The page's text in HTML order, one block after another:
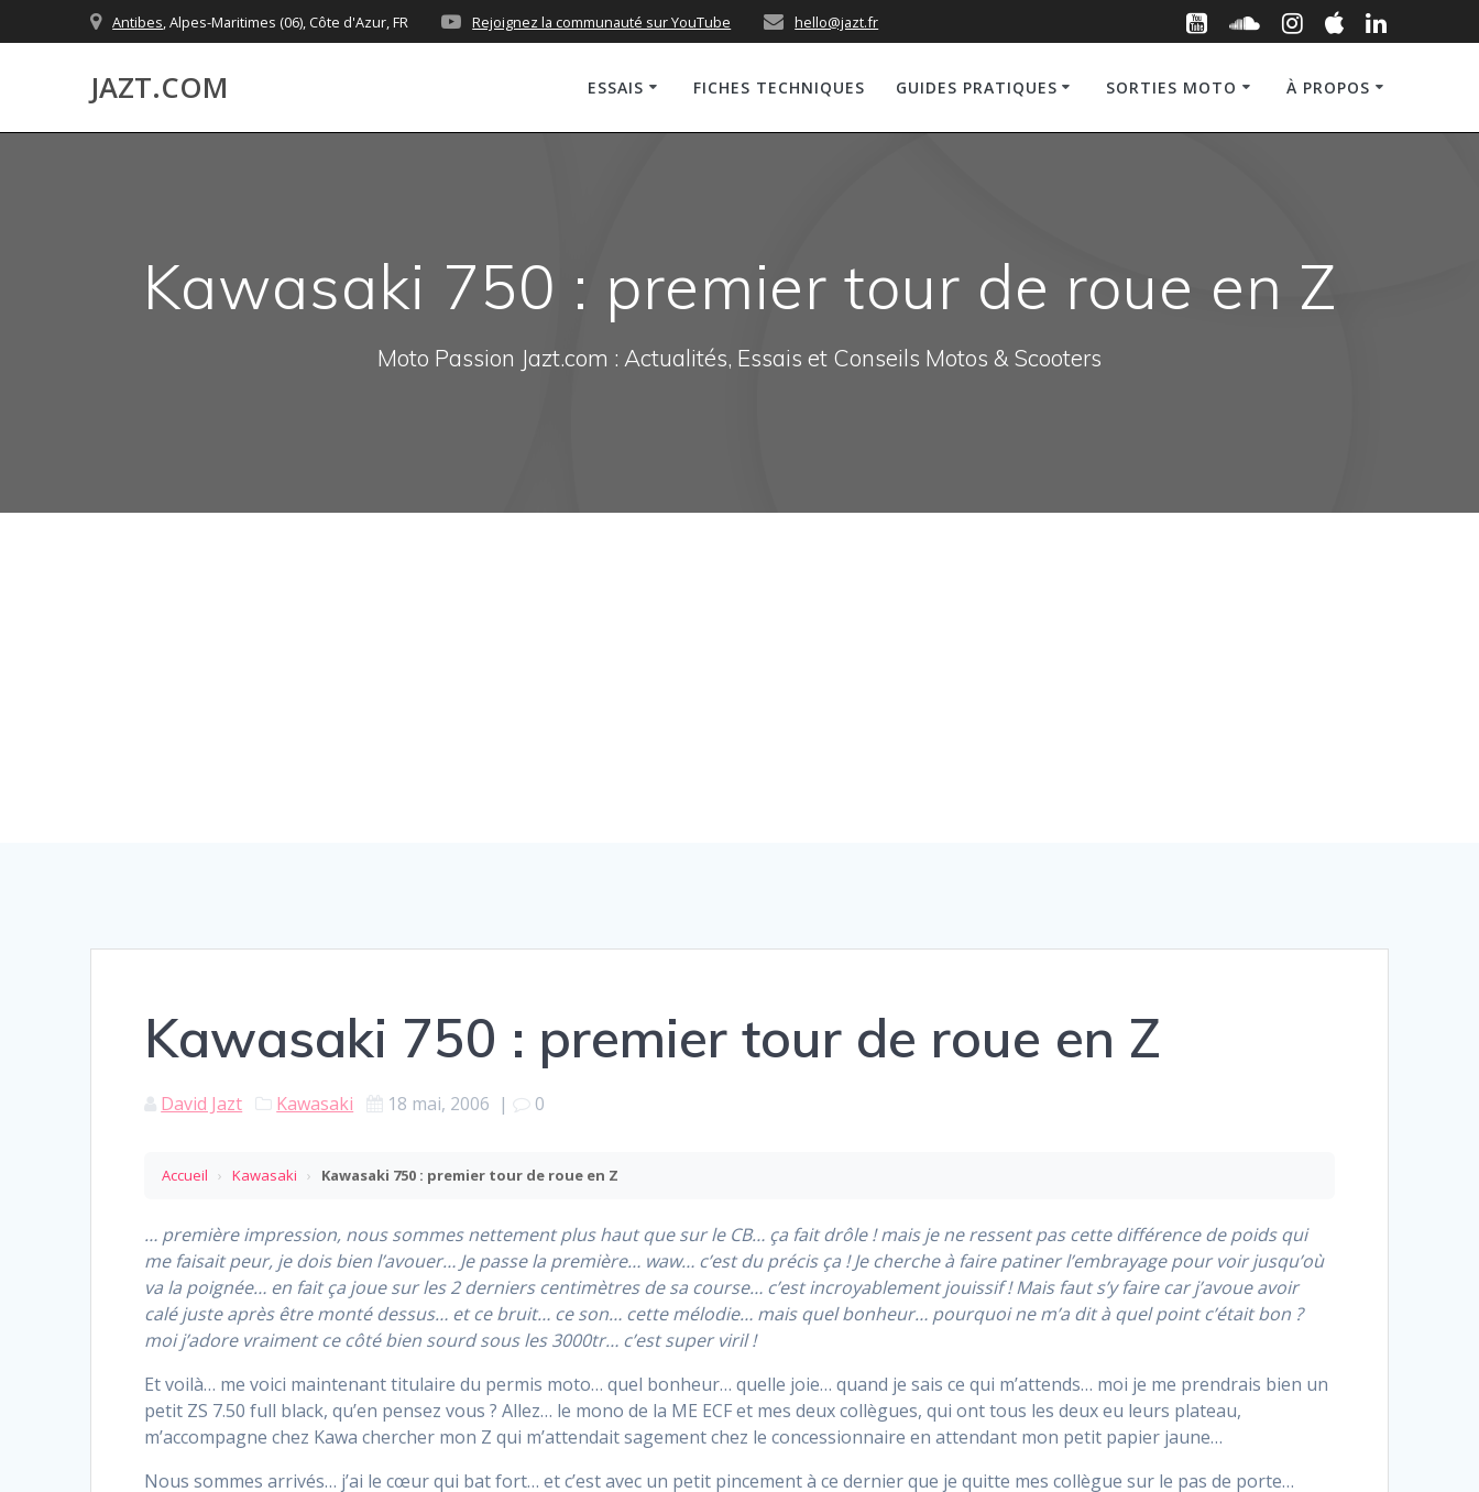
to
Antibes, Alpes-Maritimes (06), Côte d'Azur, FR Rejoignez la communauté sur YouTube hello@jazt.fr
JAZT.COM ESSAIS FICHES TECHNIQUES GUIDES PRATIQUES SORTIES MOTO À PROPOS
Kawasaki 750 : premier tour de roue en Z
Moto Passion Jazt.com : Actualités, Essais et Conseils Motos & Scooters
Kawasaki 750 : premier tour de roue en Z
David Jazt Kawasaki 18 mai, 2006 | 0
Accueil › Kawasaki › Kawasaki 750 : premier tour de roue en Z
… première impression, nous sommes nettement plus haut que sur le CB… ça fait drôle ! mais je ne ressent pas cette différence de poids qui
me faisait peur, je dois bien l’avouer… Je passe la première… waw… c’est du précis ça ! Je cherche à faire patiner l’embrayage pour voir jusqu’où
va la poignée… en fait ça joue sur les 2 derniers centimètres de sa course… c’est incroyablement jouissif ! Mais faut s’y faire car j’avoue avoir
calé juste après être monté dessus… et ce bruit… ce son… cette mélodie… mais quel bonheur… pourquoi ne m’a dit à quel point c’était bon ?
moi j’adore vraiment ce côté bien sourd sous les 3000tr… c’est super viril !
Et voilà… me voici maintenant titulaire du permis moto… quel bonheur… quelle joie… quand je sais ce qui m’attends… moi je me prendrais bien un
petit ZS 7.50 full black, qu’en pensez vous ? Allez… le mono de la ME ECF et mes deux collègues, qui ont tous les deux eu leurs plateau,
m’accompagne chez Kawa chercher mon Z qui m’attendait sagement chez le concessionnaire en attendant mon petit papier jaune…
Nous sommes arrivés… j’ai le cœur qui bat fort… et c’est avec un petit pincement à ce dernier que je quitte mes collègue sur le pas de porte…